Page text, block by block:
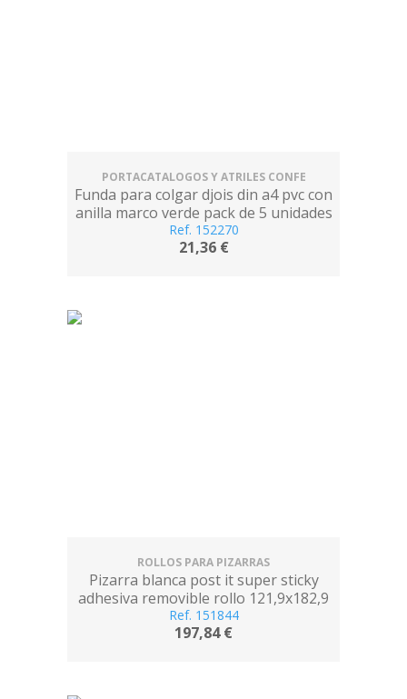
PORTACATALOGOS Y ATRILES CONFE
Funda para colgar djois din a4 pvc con
anilla marco verde pack de 5 unidades
Ref. 152270
21,36 €
ROLLOS PARA PIZARRAS
Pizarra blanca post it super sticky
adhesiva removible rollo 121,9x182,9
cm
Ref. 151844
197,84 €